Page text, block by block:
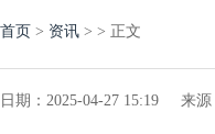
首页 > 资讯 > > 正文
日期：2025-04-27 15:19 来